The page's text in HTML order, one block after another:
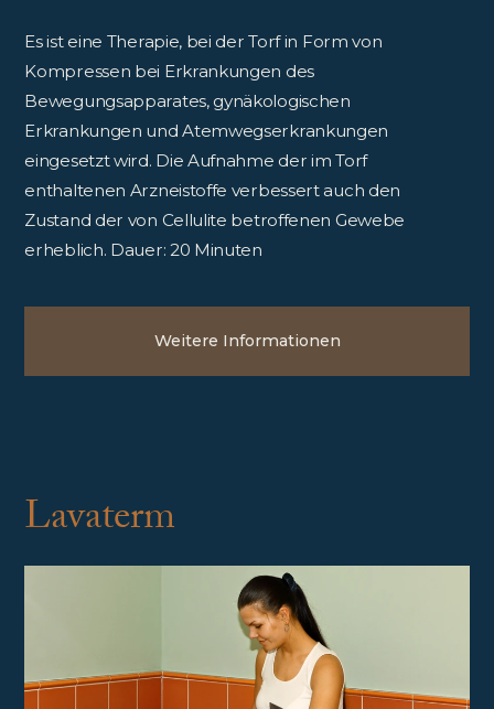
Es ist eine Therapie, bei der Torf in Form von
Kompressen bei Erkrankungen des
Bewegungsapparates, gynäkologischen
Erkrankungen und Atemwegserkrankungen
eingesetzt wird. Die Aufnahme der im Torf
enthaltenen Arzneistoffe verbessert auch den
Zustand der von Cellulite betroffenen Gewebe
erheblich. Dauer: 20 Minuten
Weitere Informationen
Lavaterm